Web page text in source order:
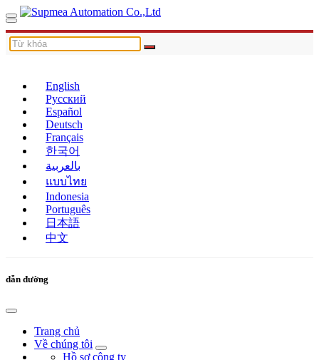
English
Русский
Español
Deutsch
Français
한국어
بالعربية
แบบไทย
Indonesia
Português
日本語
中文
dẫn đường
Trang chủ
Về chúng tôi
Hồ sơ công ty